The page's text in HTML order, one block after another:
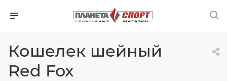
Кошелек шейный
Red Fox